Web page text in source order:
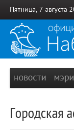
Пятница, 7 августа
новости
Городская